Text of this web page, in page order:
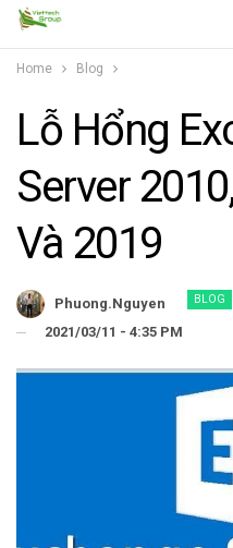
Home Blog
Lỗ Hổng
Server
Và 2019
BLOG
Phuong.nguyen
2021/03/11 - 4:35 PM